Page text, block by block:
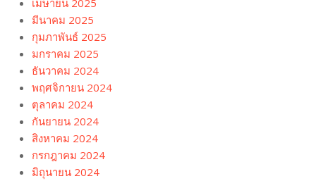
เมษายน 2025
มีนาคม 2025
กุมภาพันธ์ 2025
มกราคม 2025
ธันวาคม 2024
พฤศจิกายน 2024
ตุลาคม 2024
กันยายน 2024
สิงหาคม 2024
กรกฎาคม 2024
มิถุนายน 2024